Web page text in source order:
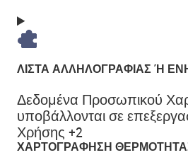
ΛΊΣΤΑ ΑΛΛΗΛΟΓΡΑΦΊΑΣ Ή
Δεδομένα Προσωπικού
υποβάλλονται σε
Χρήσης +2
ΧΑΡΤΟΓΡΆΦΗΣΗ